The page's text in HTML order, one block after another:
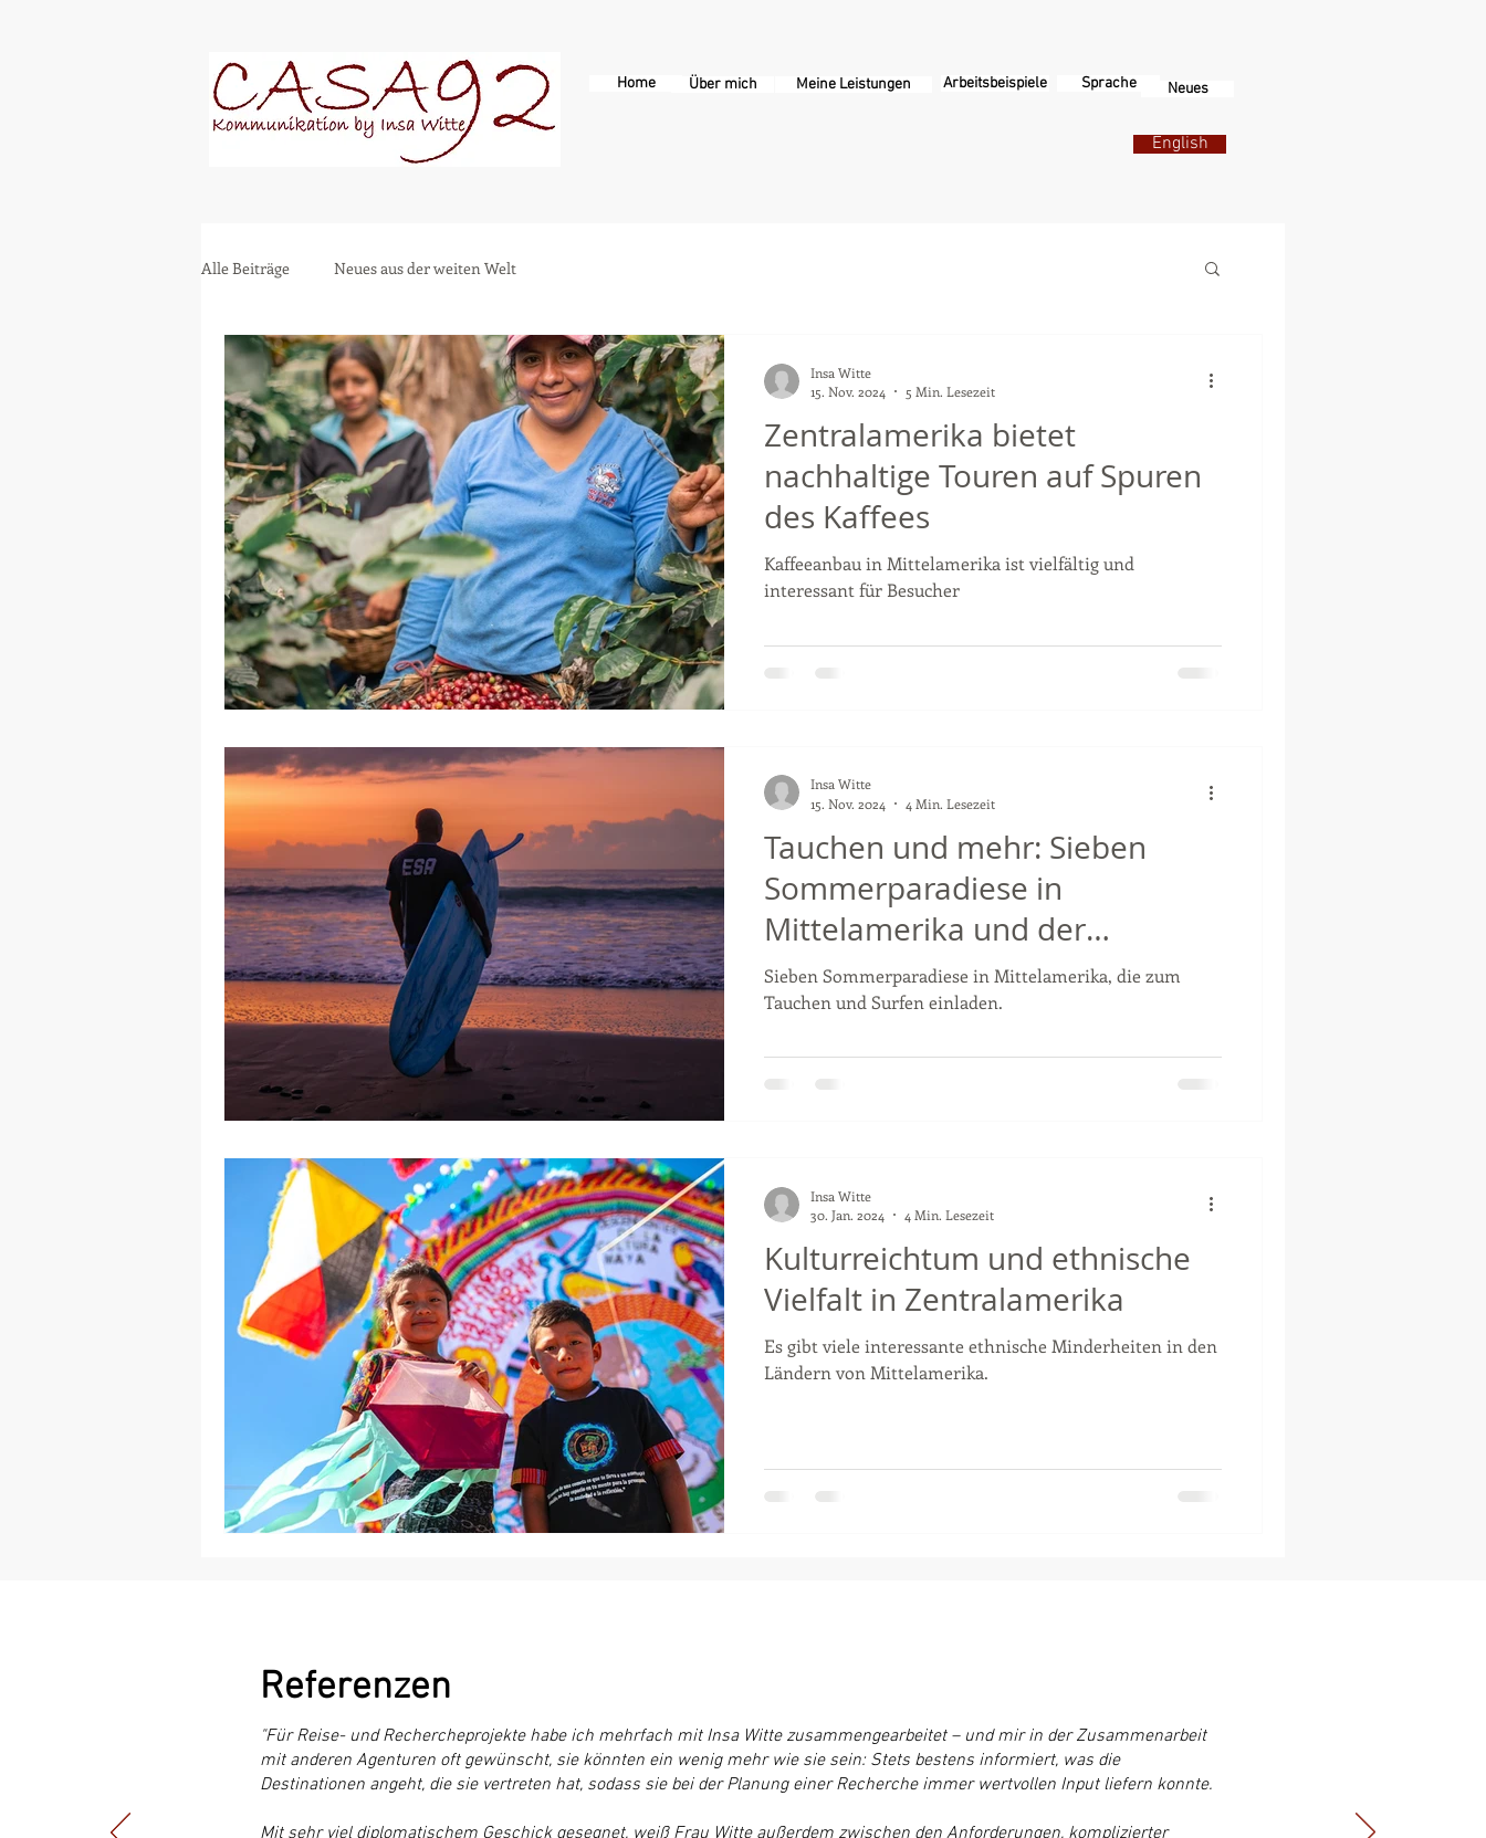
Home Über mich Meine Leistungen Arbeitsbeispiele Neues
Sprache
English
Alle Beiträge Neues aus der weiten Welt
Zentralamerika bietet
nachhaltige Touren auf Spuren
des Kaffees
Kaffeeanbau in Mittelamerika ist vielfältig und
interessant für Besucher
Insa Witte
15. Nov. 2024
5 Min. Lesezeit
Tauchen und mehr: Sieben
Sommerparadiese in
Mittelamerika und der
Dominikanischen Republik
Sieben Sommerparadiese in Mittelamerika, die zum
Tauchen und Surfen einladen.
Insa Witte
15. Nov. 2024
4 Min. Lesezeit
Kulturreichtum und ethnische
Vielfalt in Zentralamerika
Es gibt viele interessante ethnische Minderheiten in den
Ländern von Mittelamerika.
Insa Witte
30. Jan. 2024
4 Min. Lesezeit
Referenzen
"Für Reise- und Rechercheprojekte habe ich mehrfach mit Insa Witte zusammengearbeitet – und mir in der Zusammenarbeit
mit anderen Agenturen oft gewünscht, sie könnten ein wenig mehr wie sie sein: Stets bestens informiert, was die
Destinationen angeht, die sie vertreten hat, sodass sie bei der Planung einer Recherche immer wertvollen Input liefern konnte.
Mit sehr viel diplomatischem Geschick gesegnet, weiß Frau Witte außerdem zwischen den Anforderungen, komplizierter